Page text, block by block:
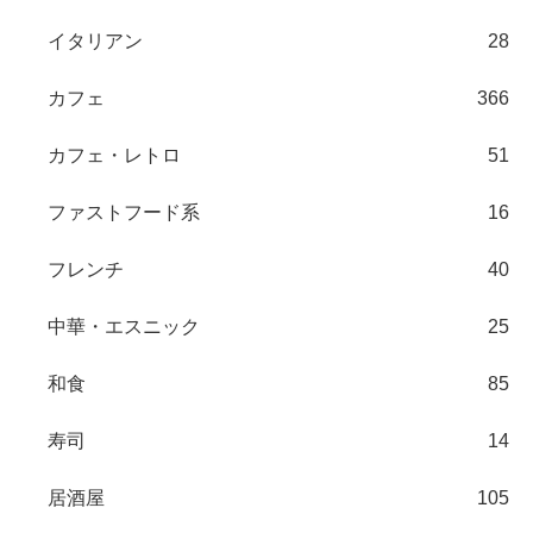
イタリアン 28
カフェ 366
カフェ・レトロ 51
ファストフード系 16
フレンチ 40
中華・エスニック 25
和食 85
寿司 14
居酒屋 105